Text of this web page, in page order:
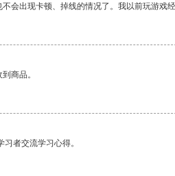
会出现卡顿、掉线的情况了。我以前玩游戏
商品。
者交流学习心得。